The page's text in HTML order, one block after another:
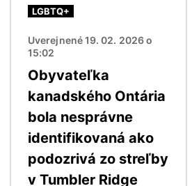
LGBTQ+
Uverejnené 19. 02. 2026 o
15:02
Obyvateľka
kanadského Ontária
bola nesprávne
identifikovaná ako
podozrivá zo streľby
v Tumbler Ridge